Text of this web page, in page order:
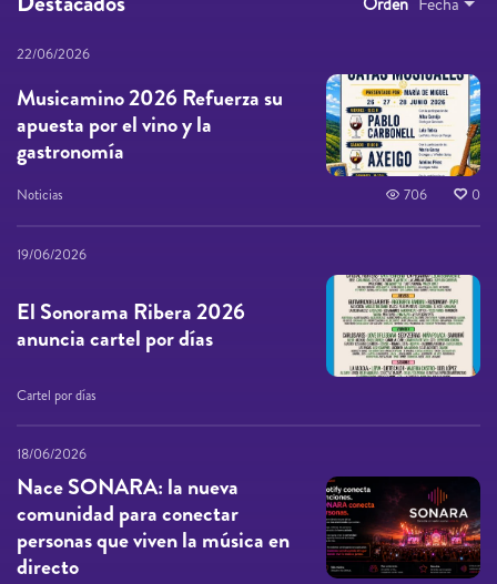
22/06/2026
Musicamino 2026 Refuerza su
apuesta por el vino y la
gastronomía
Noticias 706 0
19/06/2026
El Sonorama Ribera 2026
anuncia cartel por días
Cartel por días
18/06/2026
Nace SONARA: la nueva
comunidad para conectar
personas que viven la música en
directo